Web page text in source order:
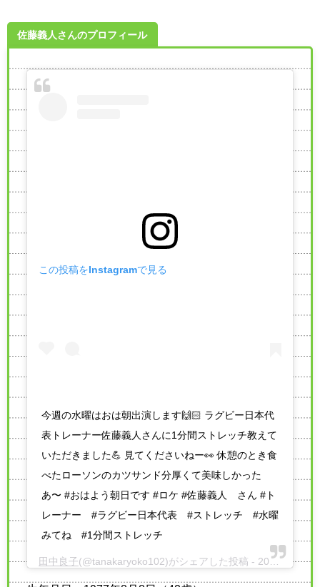
佐藤義人さんのプロフィール
この投稿をInstagramで見る
今週の水曜はおは朝出演します🙌🏻 ラグビー日本代
表トレーナー佐藤義人さんに1分間ストレッチ教えて
いただきました💪 見てくださいねー👀 休憩のとき食
べたローソンのカツサンド分厚くて美味しかった
あ〜 #おはよう朝日です #ロケ #佐藤義人 さん #ト
レーナー #ラグビー日本代表 #ストレッチ #水曜
みてね #1分間ストレッチ
田中良子(@tanakaryoko102)がシェアした投稿 - 2019年11月月25日午前3時06分PST